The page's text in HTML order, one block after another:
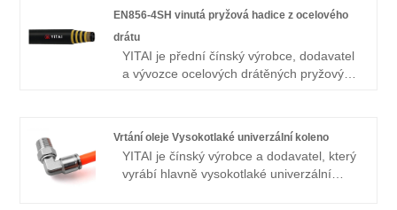
produkty mají dobrou cenovou výhodu a
amerických trhů. Těšíme se, že se
staneme vaším dlouhodobým partnerem v
Číně.
EN856-4SH vinutá pryžová hadice z ocelového
drátu
YITAI je přední čínský výrobce, dodavatel
a vývozce ocelových drátěných pryžových
pokrývají většinu evropských a
amerických trhů. Těšíme se, že se
staneme vaším dlouhodobým partnerem v
Vrtání oleje Vysokotlaké univerzální koleno
YITAI je čínský výrobce a dodavatel, který
vyrábí hlavně vysokotlaké univerzální